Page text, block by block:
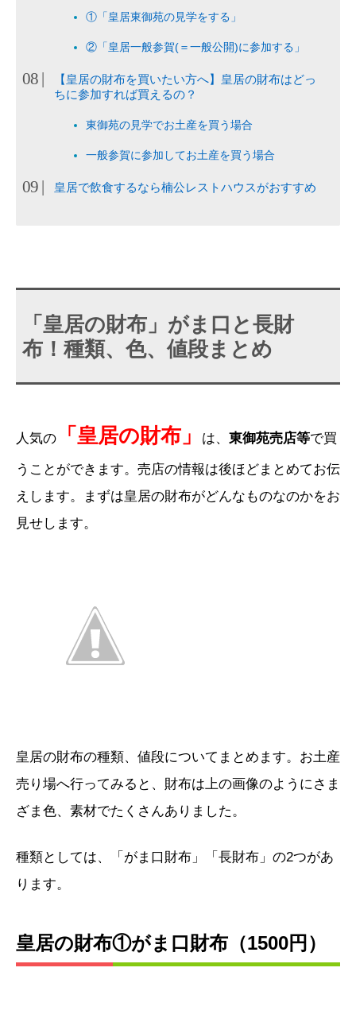
①「皇居東御苑の見学をする」
②「皇居一般参賀(＝一般公開)に参加する」
【皇居の財布を買いたい方へ】皇居の財布はどっ
ちに参加すれば買えるの？
東御苑の見学でお土産を買う場合
一般参賀に参加してお土産を買う場合
皇居で飲食するなら楠公レストハウスがおすすめ
「皇居の財布」がま口と長財
布！種類、色、値段まとめ
人気の 「皇居の財布」 は、 東御苑売店等で買
うことができます。売店の情報は後ほどまとめてお伝
えします。まずは皇居の財布がどんなものなのかをお
見せします。
皇居の財布の種類、値段についてまとめます。お土産
売り場へ行ってみると、財布は上の画像のようにさま
ざま色、素材でたくさんありました。
種類としては、「がま口財布」「長財布」の2つがあ
ります。
皇居の財布①がま口財布（1500円）